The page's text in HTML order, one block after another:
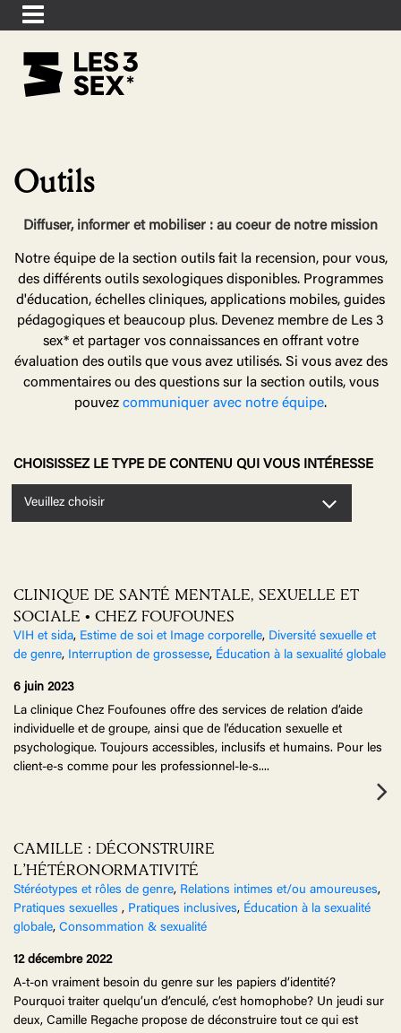
Outils
Diffuser, informer et mobiliser : au coeur de notre mission
Notre équipe de la section outils fait la recension, pour vous,
des différents outils sexologiques disponibles. Programmes
d'éducation, échelles cliniques, applications mobiles, guides
pédagogiques et beaucoup plus. Devenez membre de Les 3
sex* et partager vos connaissances en offrant votre
évaluation des outils que vous avez utilisés. Si vous avez des
commentaires ou des questions sur la section outils, vous
pouvez communiquer avec notre équipe.
CHOISISSEZ LE TYPE DE CONTENU QUI VOUS INTÉRESSE
Veuillez choisir
CLINIQUE DE SANTÉ MENTALE, SEXUELLE ET
SOCIALE • CHEZ FOUFOUNES
VIH et sida, Estime de soi et Image corporelle, Diversité sexuelle et
de genre, Interruption de grossesse, Éducation à la sexualité globale
6 juin 2023
La clinique Chez Foufounes offre des services de relation d’aide
individuelle et de groupe, ainsi que de l'éducation sexuelle et
psychologique. Toujours accessibles, inclusifs et humains. Pour les
client-e-s comme pour les professionnel-le-s....
CAMILLE : DÉCONSTRUIRE
L’HÉTÉRONORMATIVITÉ
Stéréotypes et rôles de genre, Relations intimes et/ou amoureuses,
Pratiques sexuelles , Pratiques inclusives, Éducation à la sexualité
globale, Consommation & sexualité
12 décembre 2022
A-t-on vraiment besoin du genre sur les papiers d’identité?
Pourquoi traiter quelqu’un d’enculé, c’est homophobe? Un jeudi sur
deux, Camille Regache propose de déconstruire tout ce qui est